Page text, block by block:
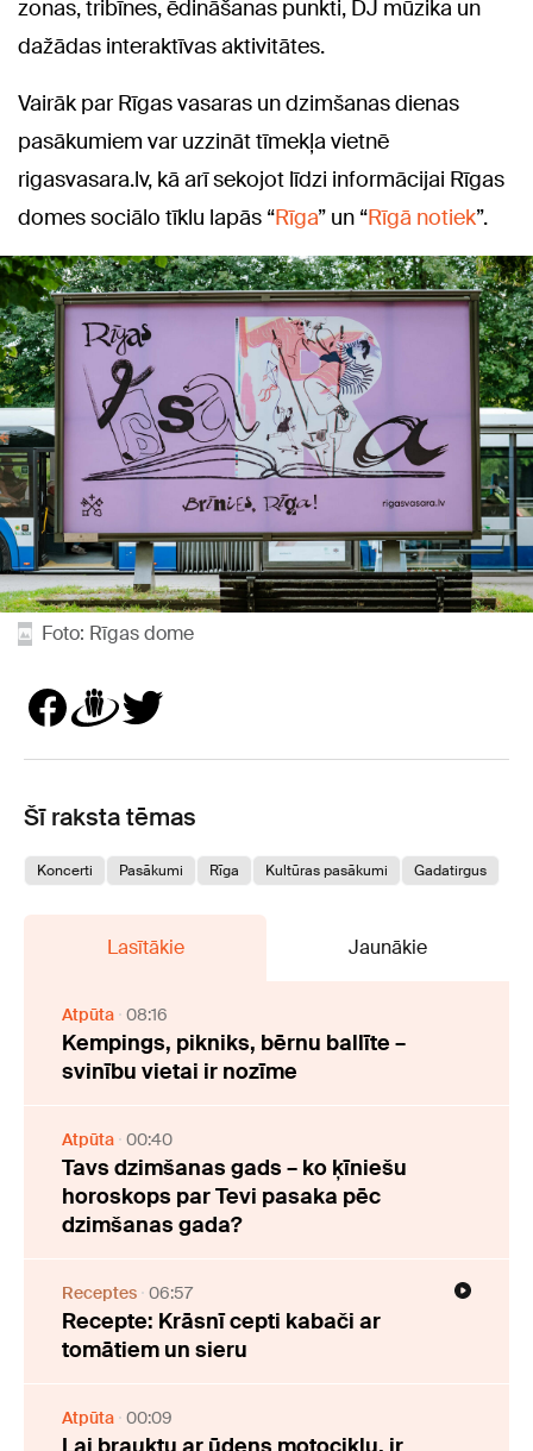
zonas, tribīnes, ēdināšanas punkti, DJ mūzika un
dažādas interaktīvas aktivitātes.
Vairāk par Rīgas vasaras un dzimšanas dienas
pasākumiem var uzzināt tīmekļa vietnē
rigasvasara.lv, kā arī sekojot līdzi informācijai Rīgas
domes sociālo tīklu lapās “Rīga” un “Rīgā notiek”.
Foto: Rīgas dome
Šī raksta tēmas
Koncerti Pasākumi Rīga Kultūras pasākumi Gadatirgus
Lasītākie Jaunākie
Atpūta 08:16
Kempings, pikniks, bērnu ballīte –
svinību vietai ir nozīme
Atpūta 00:40
Tavs dzimšanas gads – ko ķīniešu
horoskops par Tevi pasaka pēc
dzimšanas gada?
Receptes 06:57
Recepte: Krāsnī cepti kabači ar
tomātiem un sieru
Atpūta 00:09